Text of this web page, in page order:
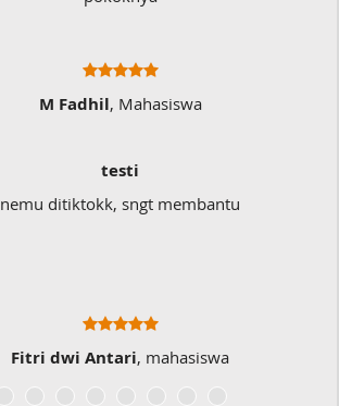
M Fadhil, Mahasiswa
testi
nemu ditiktokk, sngt membantu
Fitri dwi Antari, mahasiswa